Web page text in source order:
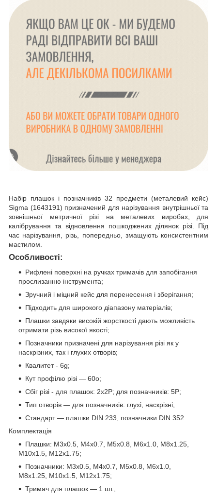
Набір плашок і позначників 32 предмети (металевий кейс)
Sigma (1643191) призначений для нарізування внутрішньої та
зовнішньої метричної різі на металевих виробах, для
калібрування та відновлення пошкоджених ділянок різі. Під
час нарізування, різь, попередньо, змащують консистентним
мастилом.
Особливості:
Рифлені поверхні на ручках тримачів для запобігання
прослизанню інструмента;
Зручний і міцний кейс для перенесення і зберігання;
Підходить для широкого діапазону матеріалів;
Плашки завдяки високій жорсткості дають можливість
отримати різь високої якості;
Позначники призначені для нарізування різі як у
наскрізних, так і глухих отворів;
Квалитет - 6g;
Кут профілю різі — 60o;
Сбіг різі - для плашок: 2х2Р; для позначників: 5Р;
Тип отворів — для позначників: глухі, наскрізні;
Стандарт — плашки DIN 233, позначники DIN 352.
Комплектація
Плашки: М3х0.5, М4х0.7, М5х0.8, М6х1.0, М8х1.25,
М10х1.5, М12х1.75;
Позначники: М3х0.5, М4х0.7, М5х0.8, М6х1.0,
М8х1.25, М10х1.5, М12х1.75;
Тримач для плашок — 1 шт.;